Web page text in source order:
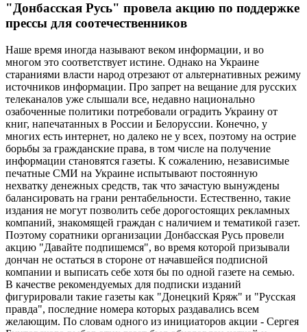
"Донбасская Русь" провела акцию по поддержке
прессы для соотечественников
Наше время иногда называют веком информации, и во
многом это соответствует истине. Однако на Украине
стараниями власти народ отрезают от альтернативных режиму
источников информации. Про запрет на вещание для русских
телеканалов уже слышали все, недавно национально
озабоченные политики потребовали оградить Украину от
книг, напечатанных в России и Белоруссии. Конечно, у
многих есть интернет, но далеко не у всех, поэтому на острие
борьбы за гражданские права, в том числе на получение
информации становятся газеты. К сожалению, независимые
печатные СМИ на Украине испытывают постоянную
нехватку денежных средств, так что зачастую вынуждены
балансировать на грани рентабельности. Естественно, такие
издания не могут позволить себе дорогостоящих рекламных
компаний, знакомящей граждан с наличием и тематикой газет.
Поэтому соратники организации Донбасская Русь провели
акцию "Давайте подпишемся", во время которой призывали
дончан не остаться в стороне от начавшейся подписной
компании и выписать себе хотя бы по одной газете на семью.
В качестве рекомендуемых для подписки изданий
фигурировали такие газеты как "Донецкий Кряж" и "Русская
правда", последние номера которых раздавались всем
желающим. По словам одного из инициаторов акции - Сергея